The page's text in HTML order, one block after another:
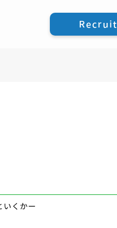
Recruit
いくかー